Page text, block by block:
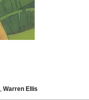
Warren Ellis